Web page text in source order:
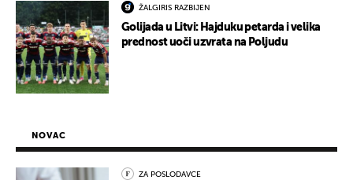
ŽALGIRIS RAZBIJEN
Golijada u Litvi: Hajduku petarda i velika
prednost uoči uzvrata na Poljudu
NOVAC
ZA POSLODAVCE